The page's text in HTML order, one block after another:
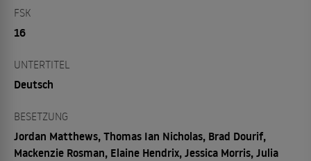
FSK
16
UNTERTITEL
Deutsch
BESETZUNG
Jordan Matthews, Thomas Ian Nicholas, Brad Dourif,
Mackenzie Rosman, Elaine Hendrix, Jessica Morris, Julia